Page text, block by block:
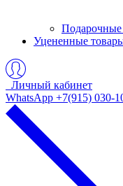
Уцененные
Личный кабинет
WhatsApp +7(915) 030-